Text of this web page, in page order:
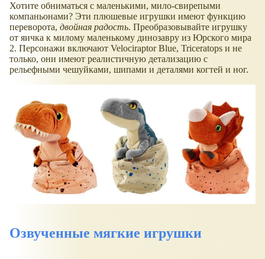
Хотите обниматься с маленькими, мило-свирепыми
компаньонами? Эти плюшевые игрушки имеют функцию
переворота, двойная радость. Преобразовывайте игрушку
от яичка к милому маленькому динозавру из Юрского мира
2. Персонажи включают Velociraptor Blue, Triceratops и не
только, они имеют реалистичную детализацию с
рельефными чешуйками, шипами и деталями когтей и ног.
Озвученные мягкие игрушки